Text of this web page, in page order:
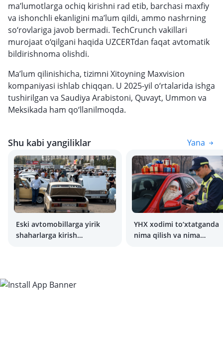
ma’lumotlarga ochiq kirishni rad etib, barchasi maxfiy
va ishonchli ekanligini ma’lum qildi, ammo nashrning
so‘rovlariga javob bermadi. TechCrunch vakillari
murojaat o‘qilgani haqida UZCERTdan faqat avtomatik
bildirishnoma olishdi.
Ma’lum qilinishicha, tizimni Xitoyning Maxvision
kompaniyasi ishlab chiqqan. U 2025-yil o‘rtalarida ishga
tushirilgan va Saudiya Arabistoni, Quvayt, Ummon va
Meksikada ham qo‘llanilmoqda.
Shu kabi yangiliklar Yana
Eski avtomobillarga yirik
shaharlarga kirish
YHX xodimi to‘xtatganda
nima qilish va nima